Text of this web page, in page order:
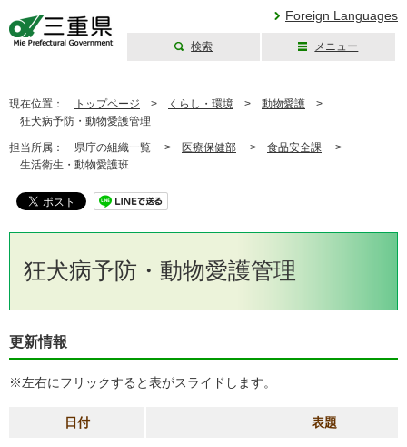
Foreign Languages
検索 メニュー
現在位置： トップページ > くらし・環境 > 動物愛護 >
狂犬病予防・動物愛護管理
担当所属： 県庁の組織一覧 > 医療保健部 > 食品安全課 >
生活衛生・動物愛護班
狂犬病予防・動物愛護管理
更新情報
※左右にフリックすると表がスライドします。
日付 表題